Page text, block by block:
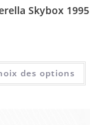
Skybox 1995
des options